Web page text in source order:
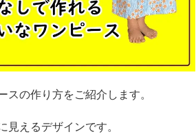
の作り方をご紹介します。
えるデザインです。